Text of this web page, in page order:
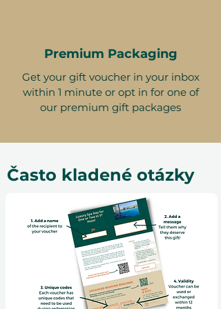
Premium Packaging
Get your gift voucher in your inbox
within 1 minute or opt in for one of
our premium gift packages
Často kladené otázky